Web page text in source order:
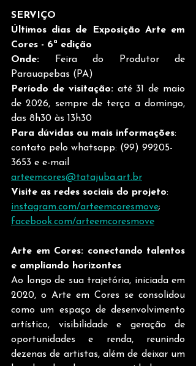
SERVIÇO
Últimos dias de Exposição Arte em
Cores - 6ª edição
Onde: Feira do Produtor de
Parauapebas (PA)
Período de visitação: até 31 de maio
de 2026, sempre de terça a domingo,
das 8h30 às 13h30
Para dúvidas ou mais informações:
contato pelo whatsapp: (99) 99205-
3653 e e-mail
arteemcores@tatajuba.art.br
Visite as redes sociais do projeto:
instagram.com/arteemcoresmove;
facebook.com/arteemcoresmove
Arte em Cores: conectando talentos
e ampliando horizontes
Ao longo de sua trajetória, iniciada em
2020, o Arte em Cores se consolidou
como um espaço de desenvolvimento
artístico, visibilidade e geração de
oportunidades e renda, reunindo
dezenas de artistas, além de deixar um